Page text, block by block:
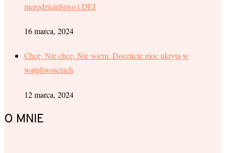
nierodzicielstwo i DEI
16 marca, 2024
Chcę. Nie chcę. Nie wiem. Doceńcie moc ukrytą w
wątpliwościach
12 marca, 2024
O MNIE